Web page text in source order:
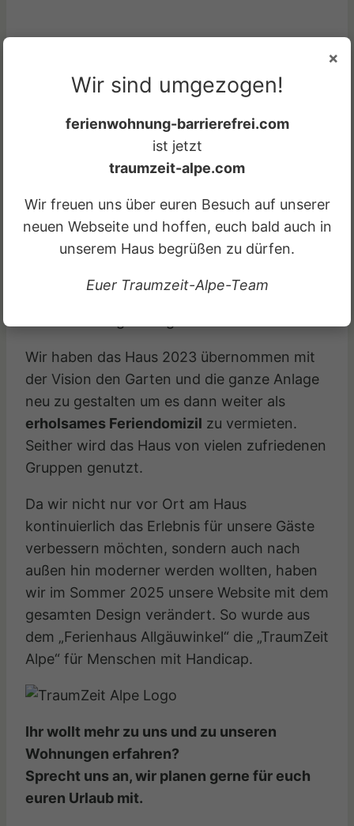
Vom „Ferienhaus
Allgäuwinkel“ zur
„TraumZeit Alpe“
Das Haus gibt es bereits seit 2007. Damals
hatte man die Idee Seniorenwohnungen
anzubieten, aber durch eigene Erfahrungen
motiviert, wurde es dann für Familien mit
Wir haben das Haus 2023 übernommen mit
der Vision den Garten und die ganze Anlage
neu zu gestalten um es dann weiter als
erholsames Feriendomizil zu vermieten.
Seither wird das Haus von vielen zufriedenen
Gruppen genutzt.
Da wir nicht nur vor Ort am Haus
kontinuierlich das Erlebnis für unsere Gäste
verbessern möchten, sondern auch nach
außen hin moderner werden wollten, haben
wir im Sommer 2025 unsere Website mit dem
gesamten Design verändert. So wurde aus
dem „Ferienhaus Allgäuwinkel“ die „TraumZeit
Alpe“ für Menschen mit Handicap.
Ihr wollt mehr zu uns und zu unseren
Wohnungen erfahren?
Sprecht uns an, wir planen gerne für euch
euren Urlaub mit.
×
Wir sind umgezogen!
ferienwohnung-barrierefrei.com
ist jetzt
traumzeit-alpe.com
Wir freuen uns über euren Besuch auf unserer
neuen Webseite und hoffen, euch bald auch in
unserem Haus begrüßen zu dürfen.
Euer Traumzeit-Alpe-Team